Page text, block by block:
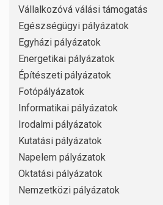
Vállalkozóvá válási támogatás
Egészségügyi pályázatok
Egyházi pályázatok
Energetikai pályázatok
Építészeti pályázatok
Fotópályázatok
Informatikai pályázatok
Irodalmi pályázatok
Kutatási pályázatok
Napelem pályázatok
Oktatási pályázatok
Nemzetközi pályázatok